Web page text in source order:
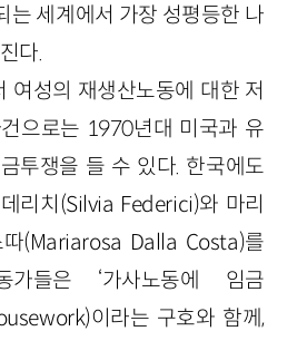
는 세계에서 가장 성평등한 나
다.
여성의 재생산노동에 대한 저
으로는 1970년대 미국과 유
투쟁을 들 수 있다. 한국에도
리치(Silvia Federici)와 마리
(Mariarosa Dalla Costa)를
가들은 ‘가사노동에 임금
이라는 구호와 함께,